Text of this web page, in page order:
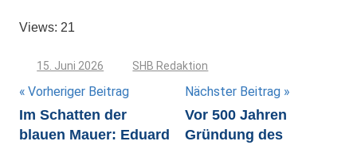
Views: 21
15. Juni 2026 SHB Redaktion
Beitragsnavigation
Vorheriger Beitrag
Im Schatten der
blauen Mauer: Eduard
Nächster Beitrag
Vor 500 Jahren
Gründung des